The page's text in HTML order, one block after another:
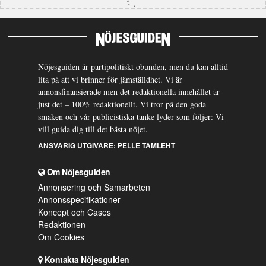
Nöjesguiden är partipolitiskt obunden, men du kan alltid
lita på att vi brinner för jämställdhet. Vi är
annonsfinansierade men det redaktionella innehållet är
just det – 100% redaktionellt. Vi tror på den goda
smaken och vår publicistiska tanke lyder som följer: Vi
vill guida dig till det bästa nöjet.
ANSVARIG UTGIVARE: PELLE TAMLEHT
Om Nöjesguiden
Annonsering och Samarbeten
Annonsspecifikationer
Koncept och Cases
Redaktionen
Om Cookies
Kontakta Nöjesguiden